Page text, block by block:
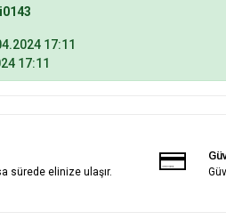
17:11
17:11
sürede elinize ulaşır.